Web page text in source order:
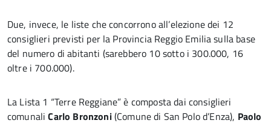
Due, invece, le liste che concorrono all’elezione dei 12
consiglieri previsti per la Provincia Reggio Emilia sulla base
del numero di abitanti (sarebbero 10 sotto i 300.000, 16
oltre i 700.000).
La Lista 1 “Terre Reggiane” è composta dai consiglieri
comunaliCarlo Bronzoni(Comune di San Polo d’Enza), Paolo